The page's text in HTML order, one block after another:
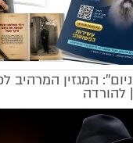
המגזין המרהיב
להורדה